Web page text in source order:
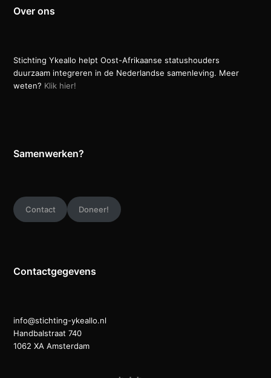
Over ons
Stichting Ykeallo helpt Oost-Afrikaanse statushouders
duurzaam integreren in de Nederlandse samenleving. Meer
weten? Klik hier!
Samenwerken?
Contact Doneer!
Contactgegevens
info@stichting-ykeallo.nl
Handbalstraat 740
1062 XA Amsterdam